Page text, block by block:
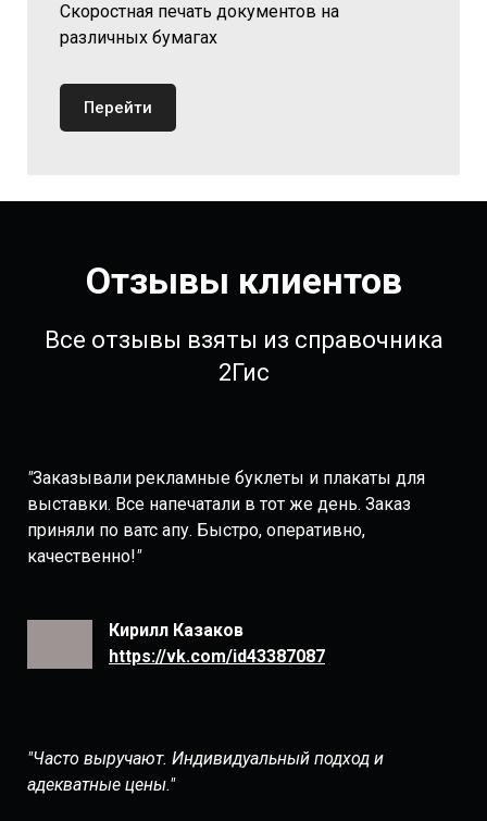
Скоростная печать документов на
различных бумагах
Перейти
Отзывы клиентов
Все отзывы взяты из справочника
2Гис
"Заказывали рекламные буклеты и плакаты для
выставки. Все напечатали в тот же день. Заказ
приняли по ватс апу. Быстро, оперативно,
качественно!"
Кирилл Казаков
https://vk.com/id43387087
"Часто выручают. Индивидуальный подход и
адекватные цены."